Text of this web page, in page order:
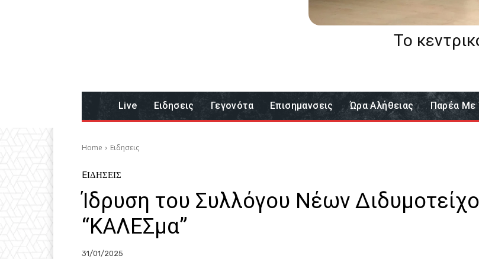
Το
Live Eιδησεις Γεγονότα Επισημανσεις Ώρα Αλήθειας Παρέα Με
Home Eιδησεις
EΙΔΗΣΕΙΣ
Ίδρυση του Συλλόγου Νέων
“ΚΑΛΕΣμα”
31/01/2025